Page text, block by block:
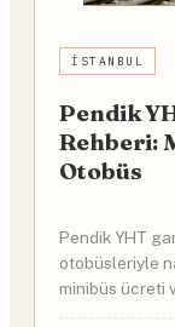
İSTANBUL
Pendik
Rehberi:
Otobüs
Pendik YHT
otobüsleriyle
minibüs ücreti